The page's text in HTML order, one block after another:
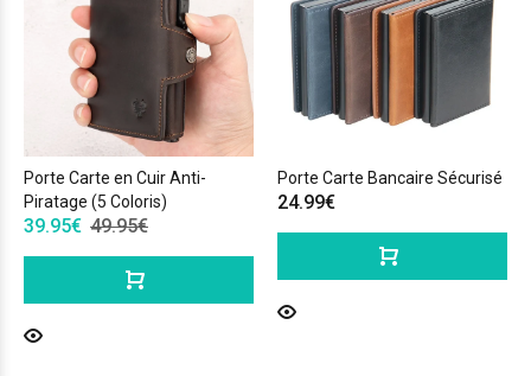
Porte Carte en Cuir Anti-
Piratage (5 Coloris)
39.95€ 49.95€
Porte Carte Bancaire Sécurisé
24.99€